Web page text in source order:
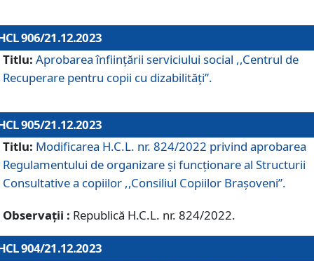
906/21.12.2023
Titlu: Aprobarea înființării serviciului social ,,Centrul de
Recuperare pentru copii cu dizabilități”.
905/21.12.2023
Titlu: Modificarea H.C.L. nr. 824/2022 privind aprobarea
Regulamentului de organizare şi funcţionare al Structurii
Consultative a copiilor ,,Consiliul Copiilor Braşoveni”.
Observații : Republică H.C.L. nr. 824/2022.
904/21.12.2023